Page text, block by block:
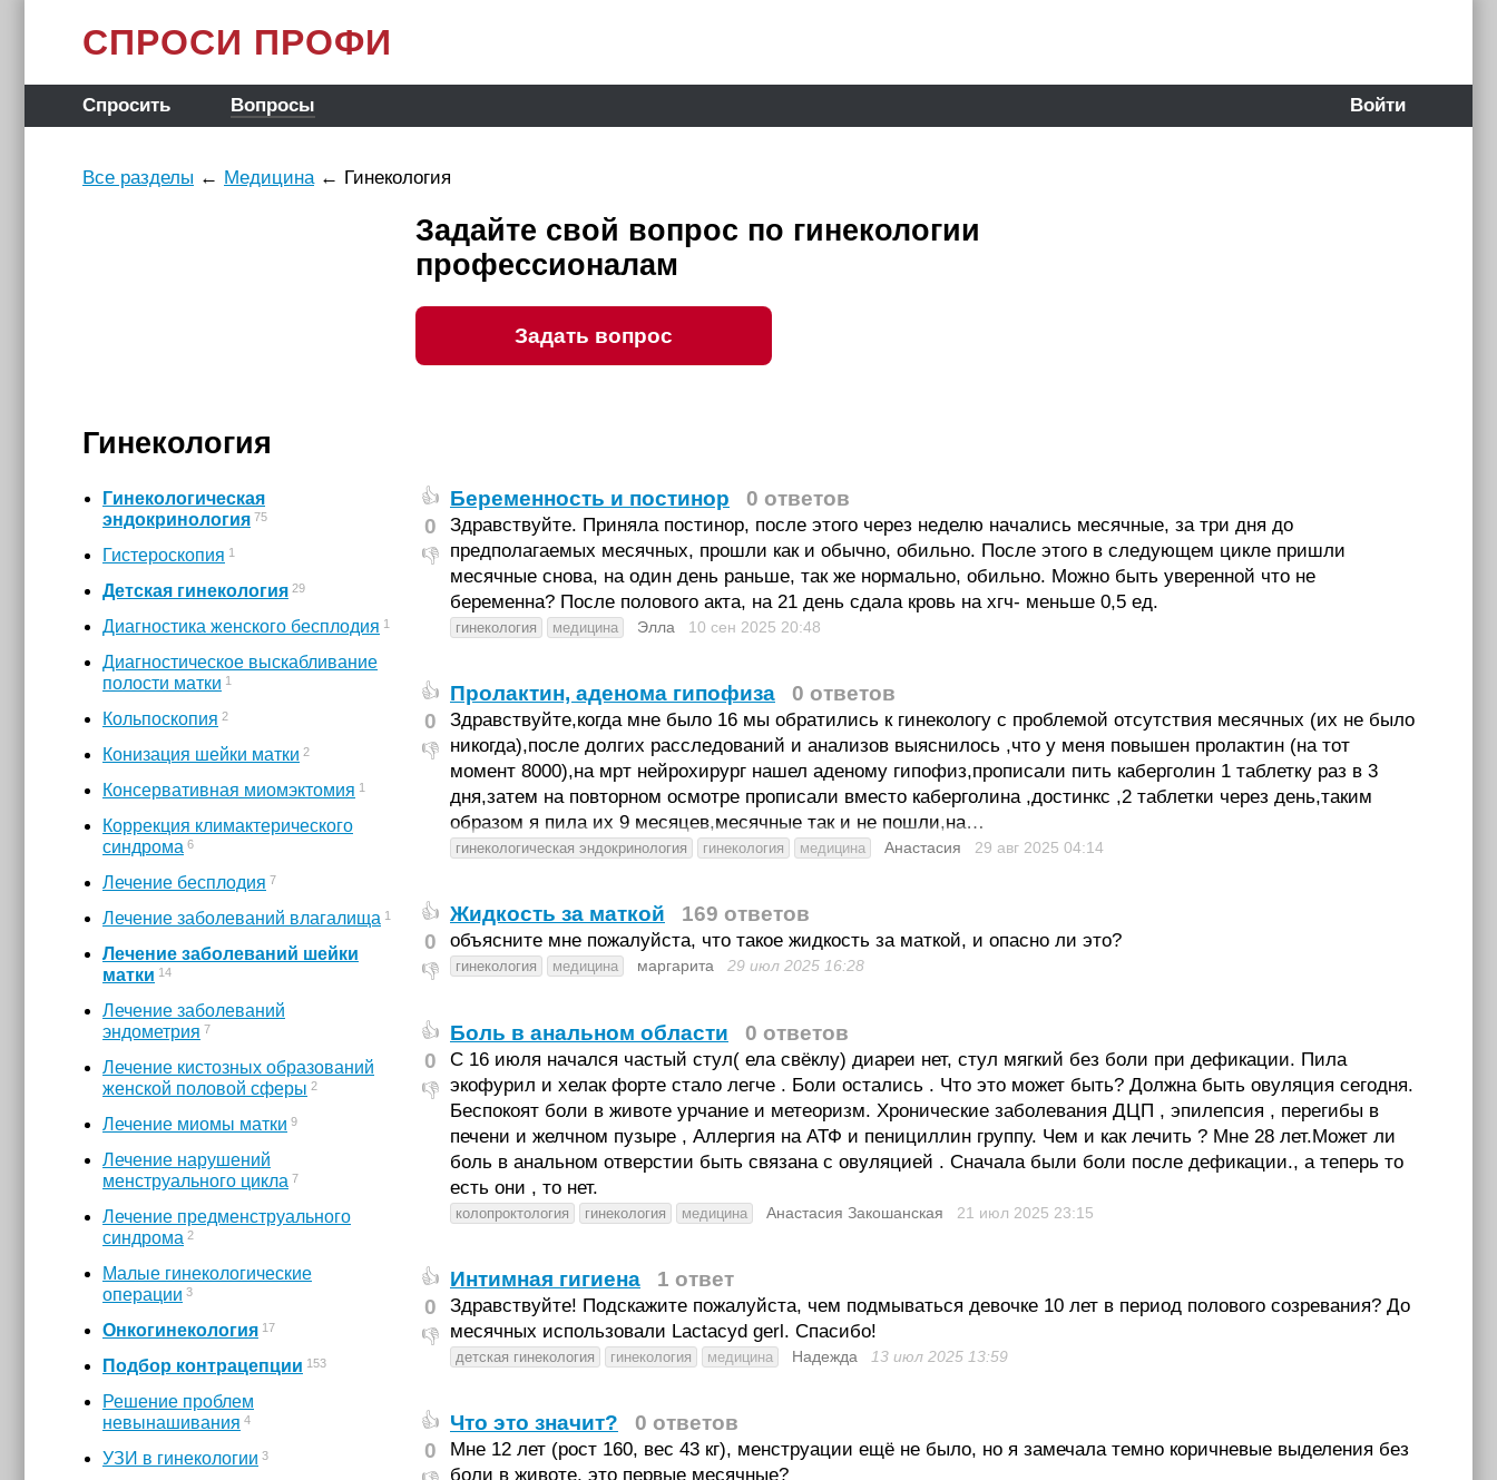
СПРОСИ ПРОФИ
Спросить Вопросы Войти
Все разделы ← Медицина← Гинекология
Задайте свой вопрос по гинекологии
профессионалам
Задать вопрос
Гинекология
Гинекологическая
эндокринология 75
Гистероскопия 1
Детская гинекология 29
Диагностика женского бесплодия 1
Диагностическое выскабливание
полости матки 1
Кольпоскопия 2
Конизация шейки матки 2
Консервативная миомэктомия 1
Коррекция климактерического
синдрома 6
Лечение бесплодия 7
Лечение заболеваний влагалища 1
Лечение заболеваний шейки
матки 14
Лечение заболеваний
эндометрия 7
Лечение кистозных образований
женской половой сферы 2
Лечение миомы матки 9
Лечение нарушений
менструального цикла 7
Лечение предменструального
синдрома 2
Малые гинекологические
операции 3
Онкогинекология 17
Подбор контрацепции 153
Решение проблем
невынашивания 4
УЗИ в гинекологии 3
👍
0
👎
Беременность и постинор 0 ответов
Здравствуйте. Приняла постинор, после этого через неделю начались месячные, за три дня до
предполагаемых месячных, прошли как и обычно, обильно. После этого в следующем цикле пришли
месячные снова, на один день раньше, так же нормально, обильно. Можно быть уверенной что не
беременна? После полового акта, на 21 день сдала кровь на хгч- меньше 0,5 ед.
гинекология медицина Элла 10 сен 2025 20:48
👍
0
👎
Пролактин, аденома гипофиза 0 ответов
Здравствуйте,когда мне было 16 мы обратились к гинекологу с проблемой отсутствия месячных (их не было
никогда),после долгих расследований и анализов выяснилось ,что у меня повышен пролактин (на тот
момент 8000),на мрт нейрохирург нашел аденому гипофиз,прописали пить каберголин 1 таблетку раз в 3
дня,затем на повторном осмотре прописали вместо каберголина ,достинкс ,2 таблетки через день,таким
образом я пила их 9 месяцев,месячные так и не пошли,на…
гинекологическая эндокринология гинекология медицина Анастасия 29 авг 2025 04:14
👍
0
👎
Жидкость за маткой 169 ответов
объясните мне пожалуйста, что такое жидкость за маткой, и опасно ли это?
гинекология медицина маргарита 29 июл 2025 16:28
👍
0
👎
Боль в анальном области 0 ответов
С 16 июля начался частый стул( ела свёклу) диареи нет, стул мягкий без боли при дефикации. Пила
экофурил и хелак форте стало легче . Боли остались . Что это может быть? Должна быть овуляция сегодня.
Беспокоят боли в животе урчание и метеоризм. Хронические заболевания ДЦП , эпилепсия , перегибы в
печени и желчном пузыре , Аллергия на АТФ и пенициллин группу. Чем и как лечить ? Мне 28 лет.Может ли
боль в анальном отверстии быть связана с овуляцией . Сначала были боли после дефикации., а теперь то
есть они , то нет.
колопроктология гинекология медицина Анастасия Закошанская 21 июл 2025 23:15
👍
0
👎
Интимная гигиена 1 ответ
Здравствуйте! Подскажите пожалуйста, чем подмываться девочке 10 лет в период полового созревания? До
месячных использовали Lactacyd gerl. Спасибо!
детская гинекология гинекология медицина Надежда 13 июл 2025 13:59
👍
0
Что это значит? 0 ответов
Мне 12 лет (рост 160, вес 43 кг), менструации ещё не было, но я замечала темно коричневые выделения без
боли в животе, это первые месячные?